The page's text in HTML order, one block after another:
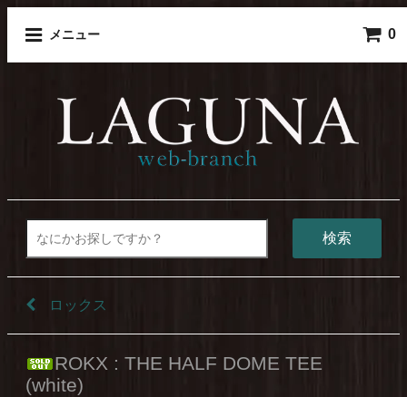
メニュー 0
検索
ロックス
ROKX : THE HALF DOME TEE
(white)